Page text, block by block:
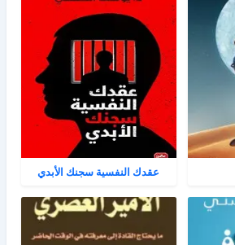
عقدك النفسية سجنك الأبدي